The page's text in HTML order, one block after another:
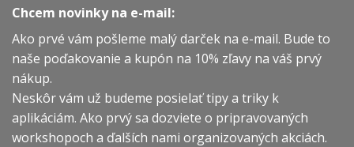
Chcem novinky na e-mail:
Ako prvé vám pošleme malý darček na e-mail. Bude to
naše poďakovanie a kupón na 10% zľavy na váš prvý
nákup.
Neskôr vám už budeme posielať tipy a triky k
aplikáciám. Ako prvý sa dozviete o pripravovaných
workshopoch a ďalších nami organizovaných akciách.